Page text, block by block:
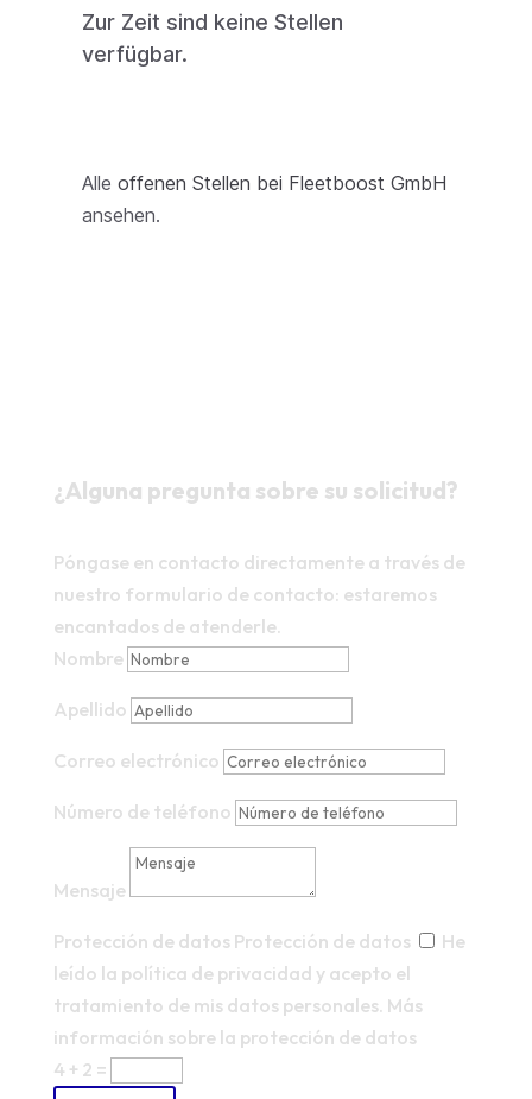
Zur Zeit sind keine Stellen
verfügbar.
Alle offenen Stellen bei Fleetboost GmbH
ansehen.
¿Alguna pregunta sobre su solicitud?
Póngase en contacto directamente a través de
nuestro formulario de contacto: estaremos
encantados de atenderle.
Nombre
Apellido
Correo electrónico
Número de teléfono
Mensaje
Protección de datos Protección de datos
He
leído la política de privacidad y acepto el
tratamiento de mis datos personales. Más
información sobre la protección de datos
4 + 2 =